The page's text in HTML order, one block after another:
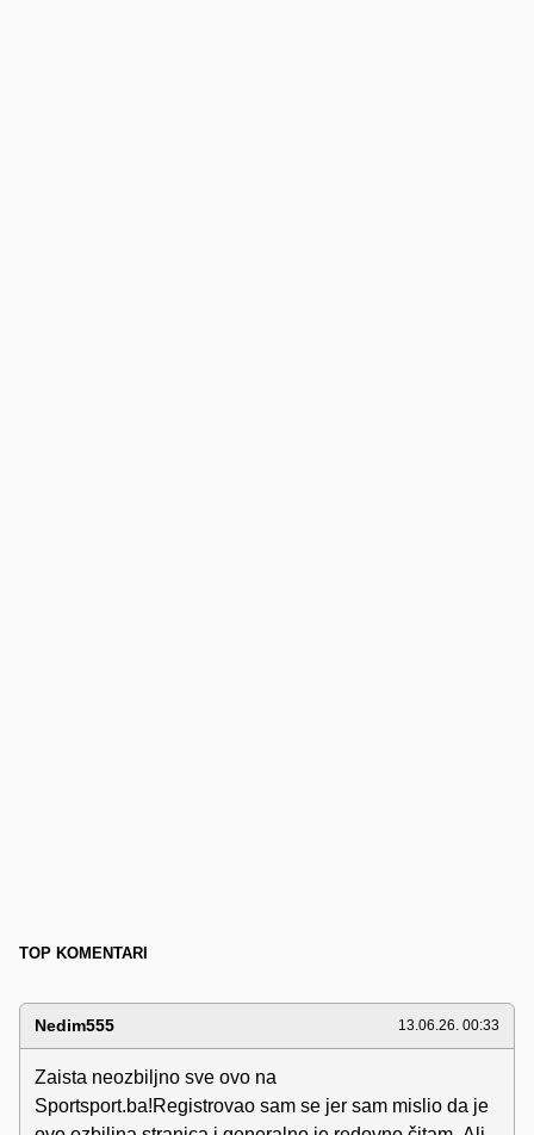
TOP KOMENTARI
Nedim555 13.06.26. 00:33
Zaista neozbiljno sve ovo na
Sportsport.ba!Registrovao sam se jer sam mislio da je